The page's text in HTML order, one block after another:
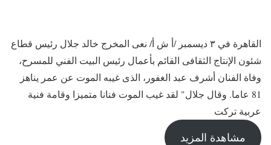
القاهرة في ٣ ديسمبر /أ ش أ/ نعى المخرج خالد جلال رئيس قطاع
شئون الإنتاج الثقافى القائم بأعمال رئيس البيت الفني للمسرح،
وفاة الفنان أشرف عبد الغفور، الذى غيبه الموت عن عمر يناهز
81 عاما. وقال جلال" لقد غيب الموت فنانا متميزا وقامة فنية
عربية تركت
مشاهدة المزيد